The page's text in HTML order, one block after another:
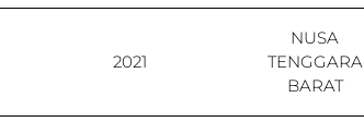
2021
NUSA
TENGGARA
BARAT